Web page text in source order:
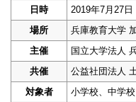
日時
2019年7月27日
場所
兵庫教育大学
主催
国立大学法人
共催
公益社団法人
対象者
小学校、中学